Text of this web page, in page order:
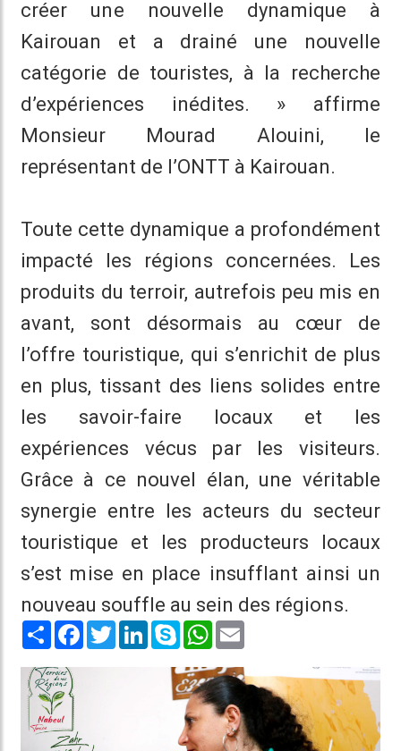
créer une nouvelle dynamique à
Kairouan et a drainé une nouvelle
catégorie de touristes, à la recherche
d’expériences inédites. » affirme
Monsieur Mourad Alouini, le
représentant de l’ONTT à Kairouan.
Toute cette dynamique a profondément
impacté les régions concernées. Les
produits du terroir, autrefois peu mis en
avant, sont désormais au cœur de
l’offre touristique, qui s’enrichit de plus
en plus, tissant des liens solides entre
les savoir-faire locaux et les
expériences vécus par les visiteurs.
Grâce à ce nouvel élan, une véritable
synergie entre les acteurs du secteur
touristique et les producteurs locaux
s’est mise en place insufflant ainsi un
nouveau souffle au sein des régions.
Share Facebook
TwitterLinkedInSkype WhatsApp